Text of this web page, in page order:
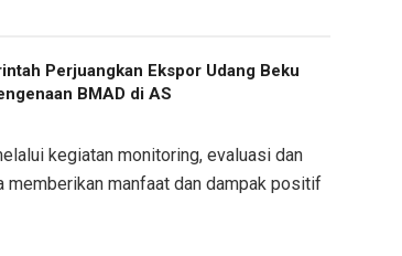
Perjuangkan Ekspor Udang Beku
BMAD di AS
kegiatan monitoring, evaluasi dan
memberikan manfaat dan dampak positif